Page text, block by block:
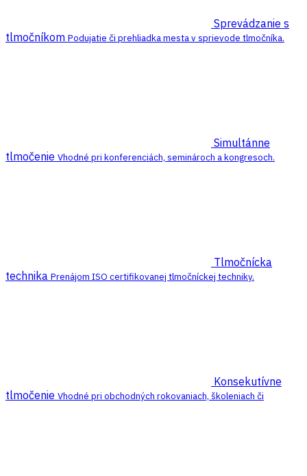
Sprevádzanie s
tlmočníkom Podujatie či prehliadka mesta v sprievode tlmočníka.
Simultánne
tlmočenie Vhodné pri konferenciách, seminároch a kongresoch.
Tlmočnícka
technika Prenájom ISO certifikovanej tlmočníckej techniky.
Konsekutívne
tlmočenie Vhodné pri obchodných rokovaniach, školeniach či